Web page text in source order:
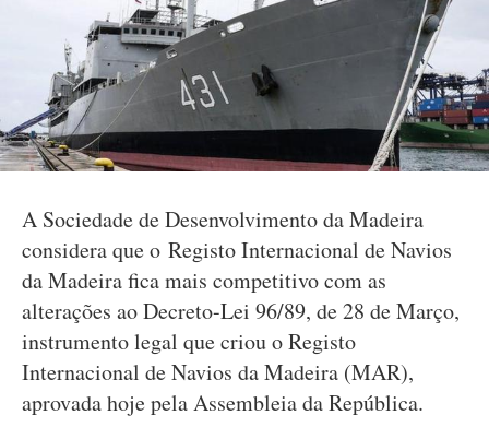
A Sociedade de Desenvolvimento da Madeira
considera que o Registo Internacional de Navios
da Madeira fica mais competitivo com as
alterações ao Decreto-Lei 96/89, de 28 de Março,
instrumento legal que criou o Registo
Internacional de Navios da Madeira (MAR),
aprovada hoje pela Assembleia da República.